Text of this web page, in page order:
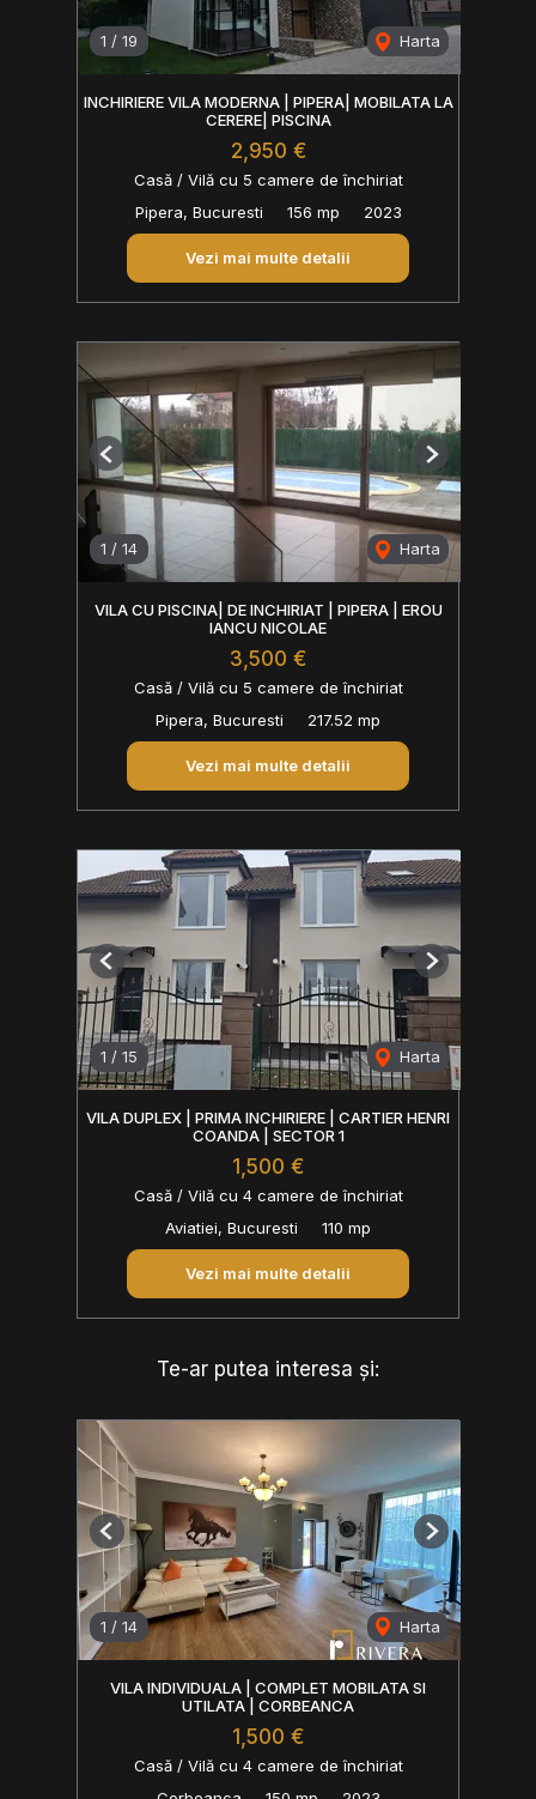
1 / 19 Harta
INCHIRIERE VILA MODERNA | PIPERA| MOBILATA LA
CERERE| PISCINA
2,950 €
Casă / Vilă cu 5 camere de închiriat
Pipera, Bucuresti
156 mp 2023
Vezi mai multe detalii
1 / 14 Harta
Previous Next
VILA CU PISCINA| DE INCHIRIAT | PIPERA | EROU
IANCU NICOLAE
3,500 €
Casă / Vilă cu 5 camere de închiriat
Pipera, Bucuresti
217.52 mp
Vezi mai multe detalii
1 / 15 Harta
Previous Next
VILA DUPLEX | PRIMA INCHIRIERE | CARTIER HENRI
COANDA | SECTOR 1
1,500 €
Casă / Vilă cu 4 camere de închiriat
Aviatiei, Bucuresti
110 mp
Vezi mai multe detalii
Te-ar putea interesa și:
1 / 14 Harta
Previous Next
VILA INDIVIDUALA | COMPLET MOBILATA SI
UTILATA | CORBEANCA
1,500 €
Casă / Vilă cu 4 camere de închiriat